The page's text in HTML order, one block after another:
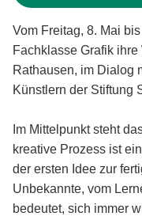
Vom Freitag, 8. Mai
Fachklasse Grafik
Rathausen, im Dialog
Künstlern der Stiftung
Im Mittelpunkt steht
kreative Prozess ist
der ersten Idee zur
Unbekannte, vom
bedeutet, sich immer